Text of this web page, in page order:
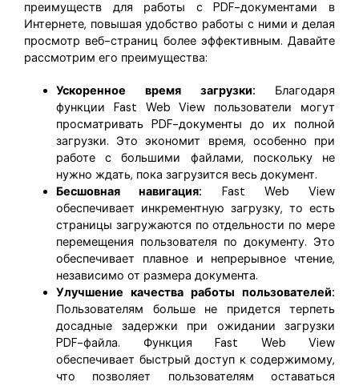
преимуществ для работы с PDF-документами в
Интернете, повышая удобство работы с ними и делая
просмотр веб-страниц более эффективным. Давайте
рассмотрим его преимущества:
Ускоренное время загрузки: Благодаря
функции Fast Web View пользователи могут
просматривать PDF-документы до их полной
загрузки. Это экономит время, особенно при
работе с большими файлами, поскольку не
нужно ждать, пока загрузится весь документ.
Бесшовная навигация: Fast Web View
обеспечивает инкрементную загрузку, то есть
страницы загружаются по отдельности по мере
перемещения пользователя по документу. Это
обеспечивает плавное и непрерывное чтение,
независимо от размера документа.
Улучшение качества работы пользователей:
Пользователям больше не придется терпеть
досадные задержки при ожидании загрузки
PDF-файла. Функция Fast Web View
обеспечивает быстрый доступ к содержимому,
что позволяет пользователям оставаться